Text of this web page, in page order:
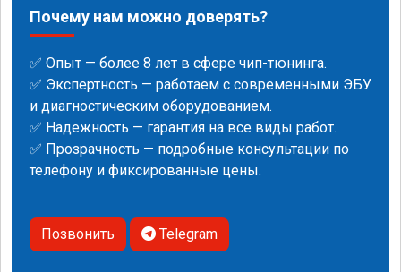
Почему нам можно доверять?
✅ Опыт — более 8 лет в сфере чип-тюнинга.
✅ Экспертность — работаем с современными ЭБУ
и диагностическим оборудованием.
✅ Надежность — гарантия на все виды работ.
✅ Прозрачность — подробные консультации по
телефону и фиксированные цены.
Позвонить Telegram